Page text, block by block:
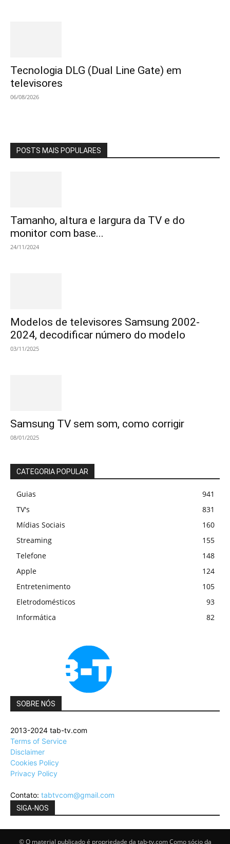
Tecnologia DLG (Dual Line Gate) em
televisores
06/08/2026
POSTS MAIS POPULARES
Tamanho, altura e largura da TV e do
monitor com base...
24/11/2024
Modelos de televisores Samsung 2002-
2024, decodificar número do modelo
03/11/2025
Samsung TV sem som, como corrigir
08/01/2025
CATEGORIA POPULAR
Guias
941
TV's
831
Mídias Sociais
160
Streaming
155
Telefone
148
Apple
124
Entretenimento
105
Eletrodomésticos
93
Informática
82
SOBRE NÓS
2013-2024 tab-tv.com
Terms of Service
Disclaimer
Cookies Policy
Privacy Policy
Contato: tabtvcom@gmail.com
SIGA-NOS
© O material publicado é propriedade da tab-tv.com Como sócio da